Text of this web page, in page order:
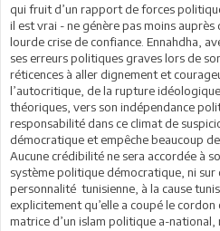
qui fruit d’un rapport de forces
il est vrai - ne génère pas moins
lourde crise de confiance. Ennahdha,
ses erreurs politiques graves lors de
réticences à aller dignement et
l’autocritique, de la rupture
théoriques, vers son indépendance
responsabilité dans ce climat de
démocratique et empêche beaucoup
Aucune crédibilité ne sera accordée à
système politique démocratique, ni sur
personnalité tunisienne, à la cause
explicitement qu’elle a coupé le cordon
matrice d’un islam politique a-